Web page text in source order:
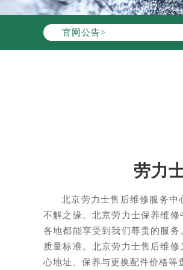
官网公告>
劳力
北京劳力士售后维修服务中
不解之缘。北京劳力士保养维
各地都能享受到我们尊贵的服
质量标准。北京劳力士售后维
心地址、保养与更换配件价格等